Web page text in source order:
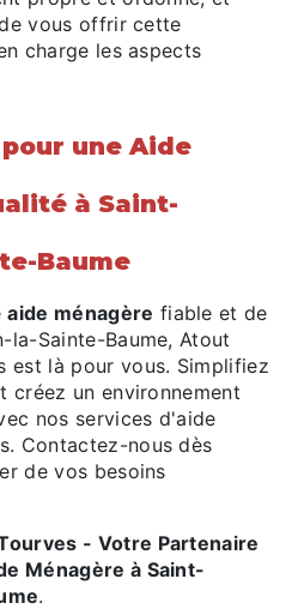
vous offrir cette
charge les aspects
une Aide
à Saint-
Baume
aide ménagère fiable et de
la-Sainte-Baume, Atout
est là pour vous. Simplifiez
créez un environnement
nos services d'aide
Contactez-nous dès
de vos besoins
- Votre Partenaire
Ménagère à Saint-
.